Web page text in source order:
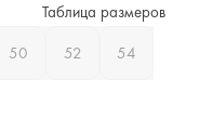
Таблица размеров
50 52 54